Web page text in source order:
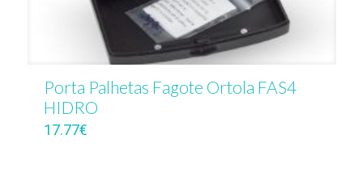
Porta Palhetas Fagote Ortola FAS4
HIDRO
17.77€